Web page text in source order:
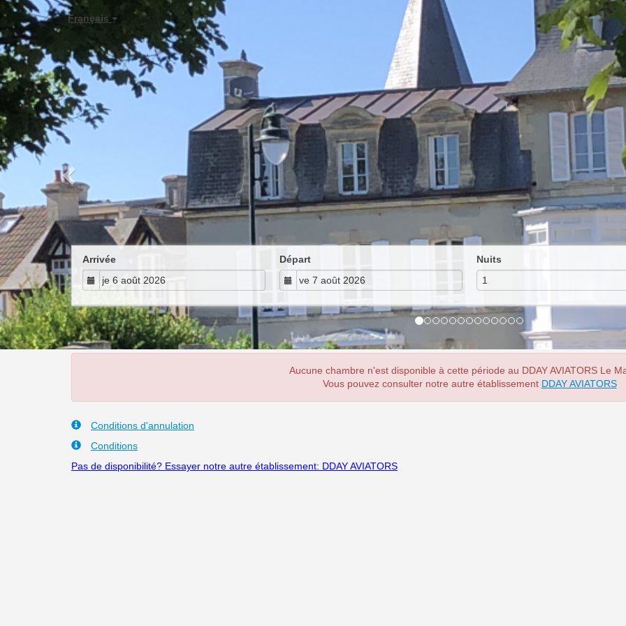
Français
Previous
Arrivée Départ Nuits
Aucune chambre n'est disponible à cette période au DDAY AVIATORS Le
Vous pouvez consulter notre autre établissement DDAY AVIATORS
Conditions d'annulation
Conditions
Pas de disponibilité? Essayer notre autre établissement: DDAY AVIATORS